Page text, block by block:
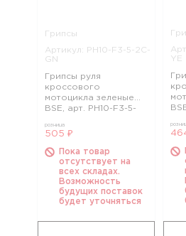
Грипсы
Артикул: PH10-F3-5-2C-
GN
Грипсы руля
кроссового
мотоцикла зеленые
BSE, арт. PH10-F3-5-
розница
505 ₽
Пока товар
отсутствует на
всех складах.
Возможность
будущих поставок
будет уточняться
YE